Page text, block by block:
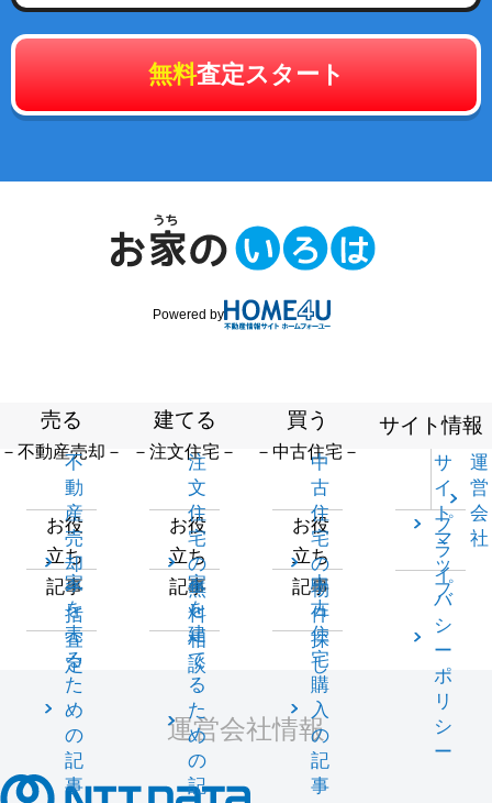
無料査定スタート
Powered by
売る
－不動産売却－
不
動
産
売
却
一
括
査
定
お役
立ち
記事
家
を
売
る
た
め
の
記
事
建てる
－注文住宅－
注
文
住
宅
の
無
料
相
談
お役
立ち
記事
家
を
建
て
る
た
め
の
記
買う
－中古住宅－
中
古
住
宅
の
物
件
探
し
お役
立ち
記事
中
古
住
宅
購
入
の
記
事
サイト情報
サ
イ
ト
マ
ッ
プ
運
営
会
社
プ
ラ
イ
バ
シ
ー
ポ
リ
シ
ー
運営会社情報